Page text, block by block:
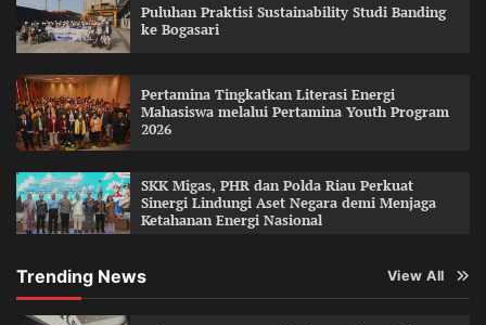
Puluhan Praktisi Sustainability Studi Banding
ke Bogasari
Pertamina Tingkatkan Literasi Energi
Mahasiswa melalui Pertamina Youth Program
2026
SKK Migas, PHR dan Polda Riau Perkuat
Sinergi Lindungi Aset Negara demi Menjaga
Ketahanan Energi Nasional
Trending News View All